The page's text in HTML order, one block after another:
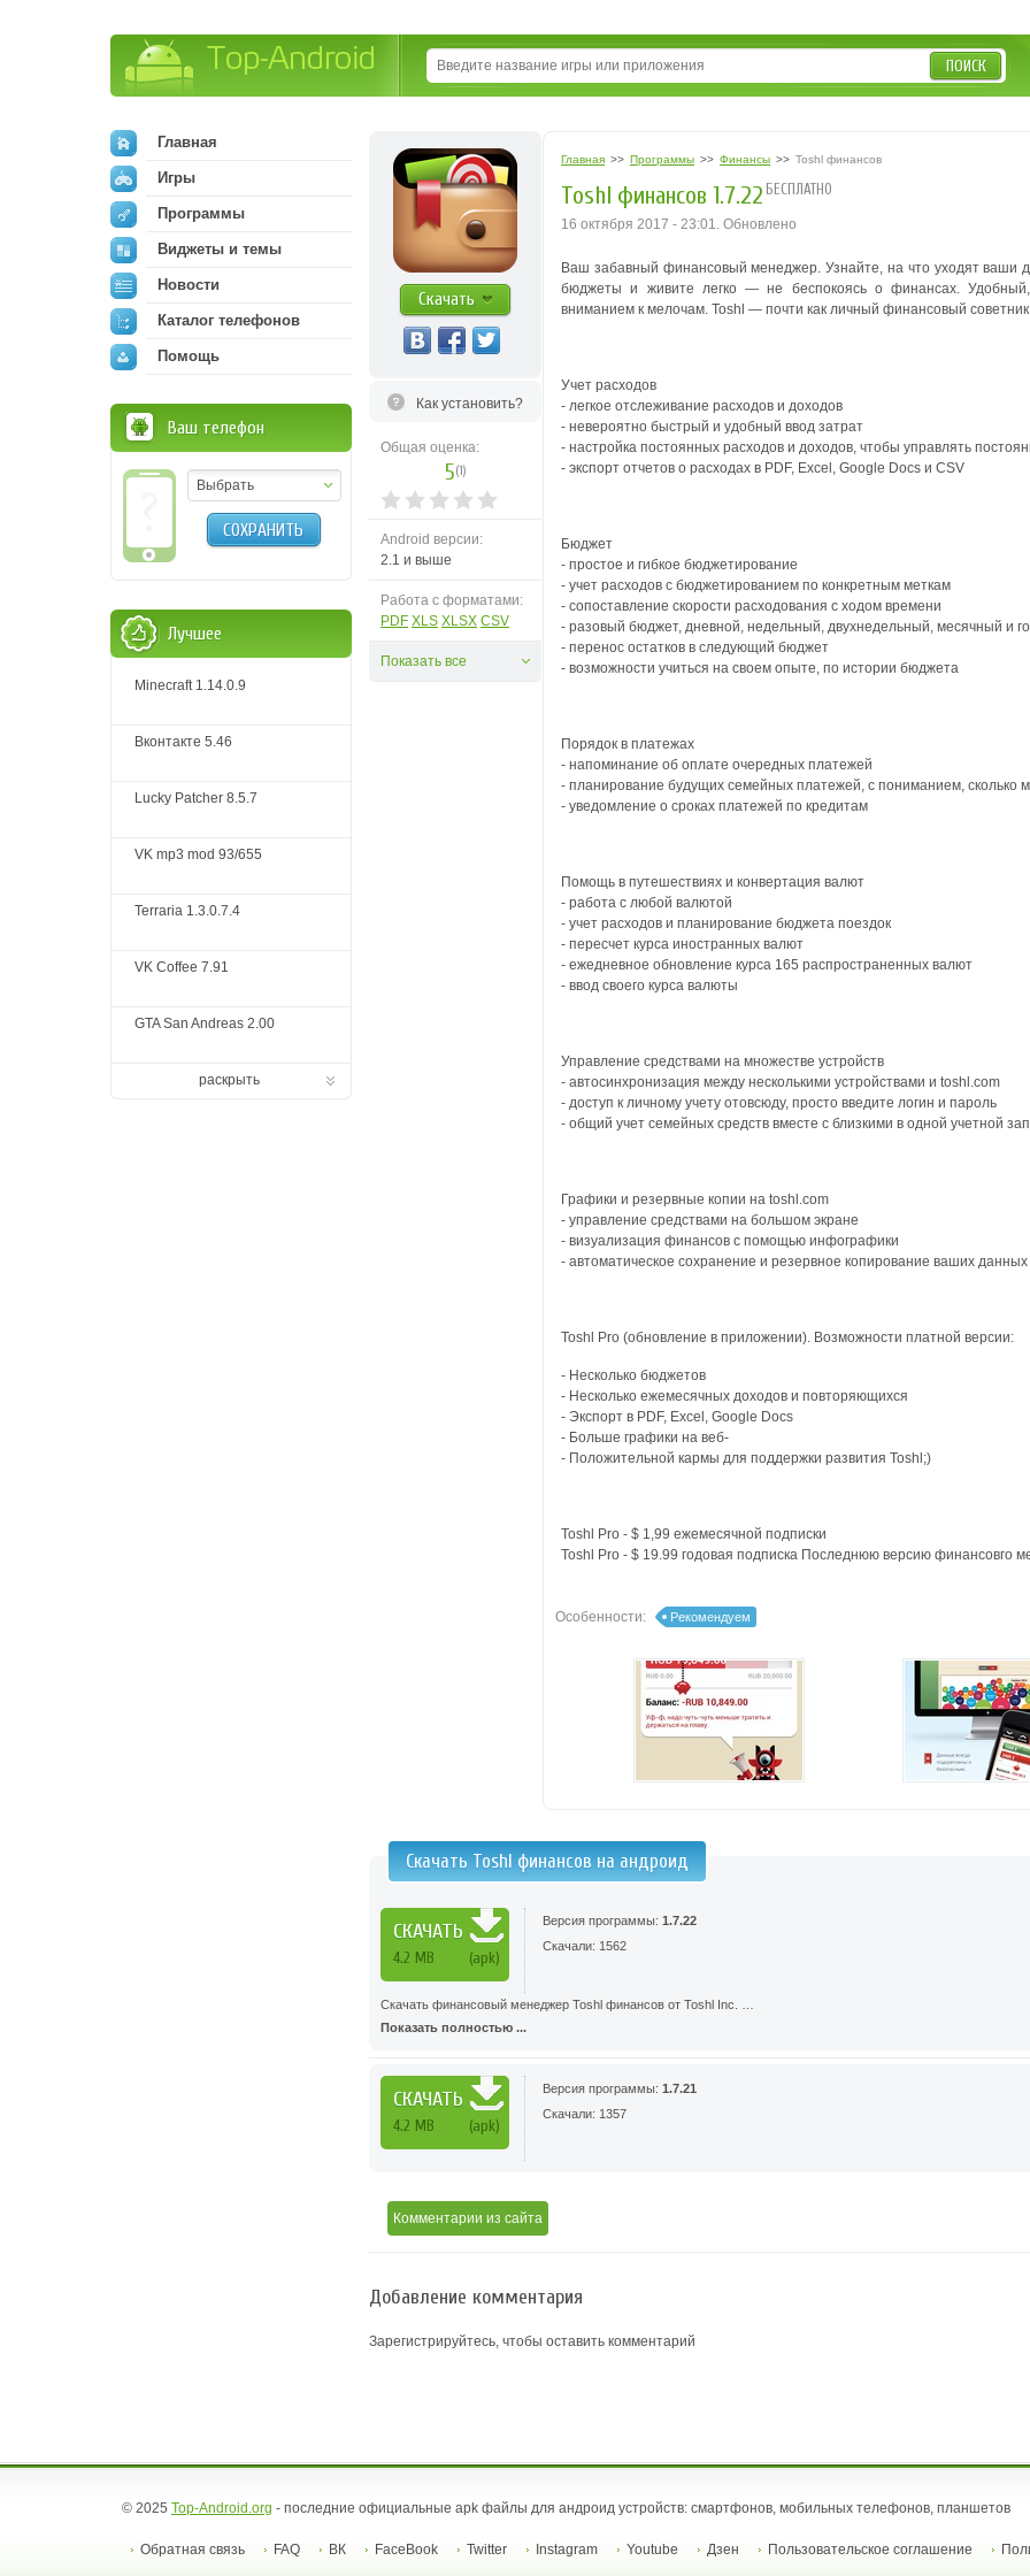
ПОИСК
Скачать
Как установить?
Общая оценка:
5(1)
Android версии:
2.1 и выше
Работа с форматами:
PDF XLS XLSX CSV
Показать все
Главная >> Программы >> Финансы >> Toshl финансов
Toshl финансов 1.7.22 БЕСПЛАТНО
16 октября 2017 - 23:01. Обновлено
Ваш забавный финансовый менеджер. Узнайте, на что уходят ваши
бюджеты и живите легко — не беспокоясь о финансах.
вниманием к мелочам. Toshl — почти как личный финансовый
Учет расходов
- легкое отслеживание расходов и доходов
- невероятно быстрый и удобный ввод затрат
- настройка постоянных расходов и доходов, чтобы управлять
- экспорт отчетов о расходах в PDF, Excel, Google Docs и CSV
Бюджет
- простое и гибкое бюджетирование
- учет расходов с бюджетированием по конкретным меткам
- сопоставление скорости расходования с ходом времени
- разовый бюджет, дневной, недельный, двухнедельный, месячный и
- перенос остатков в следующий бюджет
- возможности учиться на своем опыте, по истории бюджета
Порядок в платежах
- напоминание об оплате очередных платежей
- планирование будущих семейных платежей, с пониманием, сколько
- уведомление о сроках платежей по кредитам
Помощь в путешествиях и конвертация валют
- работа с любой валютой
- учет расходов и планирование бюджета поездок
- пересчет курса иностранных валют
- ежедневное обновление курса 165 распространенных валют
- ввод своего курса валюты
Управление средствами на множестве устройств
- автосинхронизация между несколькими устройствами и toshl.com
- доступ к личному учету отовсюду, просто введите логин и пароль
- общий учет семейных средств вместе с близкими в одной учетной
Графики и резервные копии на toshl.com
- управление средствами на большом экране
- визуализация финансов с помощью инфографики
- автоматическое сохранение и резервное копирование ваших данных
Toshl Pro (обновление в приложении). Возможности платной версии:
- Несколько бюджетов
- Несколько ежемесячных доходов и повторяющихся
- Экспорт в PDF, Excel, Google Docs
- Больше графики на веб-
- Положительной кармы для поддержки развития Toshl;)
Toshl Pro - $ 1,99 ежемесячной подписки
Toshl Pro - $ 19.99 годовая подписка Последнюю версию финансовго
Особенности: Рекомендуем
Скачать Toshl финансов на андроид
СКАЧАТЬ
4.2 MB (apk)
Версия программы: 1.7.22
Скачали: 1562
Скачать финансовый менеджер Toshl финансов от Toshl Inc. …
Показать полностью ...
СКАЧАТЬ
4.2 MB (apk)
Версия программы: 1.7.21
Скачали: 1357
Комментарии из сайта
Добавление комментария
Зарегистрируйтесь, чтобы оставить комментарий
Главная
Игры
Программы
Виджеты и темы
Новости
Каталог телефонов
Помощь
Ваш телефон
Выбрать
СОХРАНИТЬ
Лучшее
Minecraft 1.14.0.9
Вконтакте 5.46
Lucky Patcher 8.5.7
VK mp3 mod 93/655
Terraria 1.3.0.7.4
VK Coffee 7.91
GTA San Andreas 2.00
раскрыть
© 2025 Top-Android.org - последние официальные apk файлы для андроид устройств: смартфонов, мобильных телефонов, планшетов
Обратная связь FAQ ВК FaceBook Twitter Instagram Youtube Дзен Пользовательское соглашение